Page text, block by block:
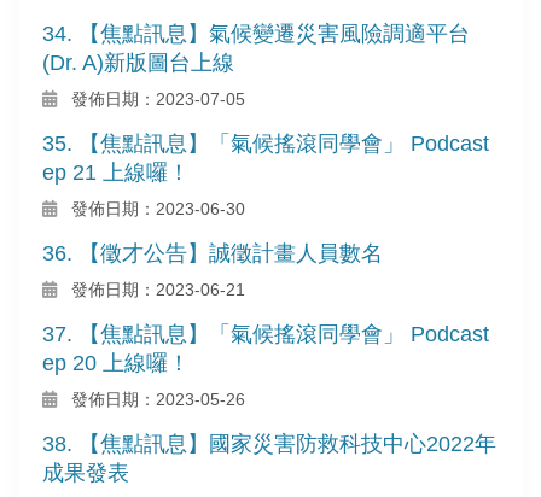
34. 【焦點訊息】氣候變遷災害風險調適平台
(Dr. A)新版圖台上線
發佈日期：2023-07-05
35. 【焦點訊息】「氣候搖滾同學會」 Podcast
ep 21 上線囉！
發佈日期：2023-06-30
36. 【徵才公告】誠徵計畫人員數名
發佈日期：2023-06-21
37. 【焦點訊息】「氣候搖滾同學會」 Podcast
ep 20 上線囉！
發佈日期：2023-05-26
38. 【焦點訊息】國家災害防救科技中心2022年
成果發表